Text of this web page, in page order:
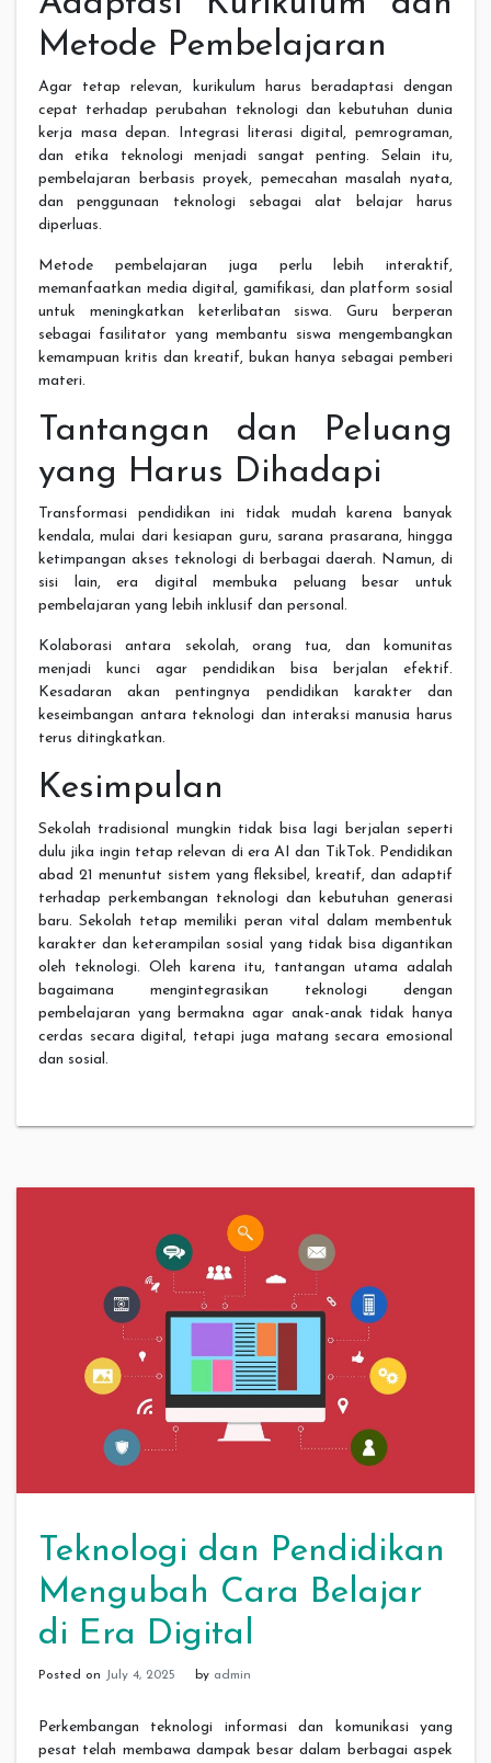
Metode Pembelajaran
Agar tetap relevan, kurikulum harus beradaptasi dengan
cepat terhadap perubahan teknologi dan kebutuhan dunia
kerja masa depan. Integrasi literasi digital, pemrograman,
dan etika teknologi menjadi sangat penting. Selain itu,
pembelajaran berbasis proyek, pemecahan masalah nyata,
dan penggunaan teknologi sebagai alat belajar harus
diperluas.
Metode pembelajaran juga perlu lebih interaktif,
memanfaatkan media digital, gamifikasi, dan platform sosial
untuk meningkatkan keterlibatan siswa. Guru berperan
sebagai fasilitator yang membantu siswa mengembangkan
kemampuan kritis dan kreatif, bukan hanya sebagai pemberi
materi.
Tantangan dan Peluang
yang Harus Dihadapi
Transformasi pendidikan ini tidak mudah karena banyak
kendala, mulai dari kesiapan guru, sarana prasarana, hingga
ketimpangan akses teknologi di berbagai daerah. Namun, di
sisi lain, era digital membuka peluang besar untuk
pembelajaran yang lebih inklusif dan personal.
Kolaborasi antara sekolah, orang tua, dan komunitas
menjadi kunci agar pendidikan bisa berjalan efektif.
Kesadaran akan pentingnya pendidikan karakter dan
keseimbangan antara teknologi dan interaksi manusia harus
terus ditingkatkan.
Kesimpulan
Sekolah tradisional mungkin tidak bisa lagi berjalan seperti
dulu jika ingin tetap relevan di era AI dan TikTok. Pendidikan
abad 21 menuntut sistem yang fleksibel, kreatif, dan adaptif
terhadap perkembangan teknologi dan kebutuhan generasi
baru. Sekolah tetap memiliki peran vital dalam membentuk
karakter dan keterampilan sosial yang tidak bisa digantikan
oleh teknologi. Oleh karena itu, tantangan utama adalah
bagaimana mengintegrasikan teknologi dengan
pembelajaran yang bermakna agar anak-anak tidak hanya
cerdas secara digital, tetapi juga matang secara emosional
dan sosial.
Teknologi dan Pendidikan
Mengubah Cara Belajar
di Era Digital
Posted on July 4, 2025 by admin
Perkembangan teknologi informasi dan komunikasi yang
pesat telah membawa dampak besar dalam berbagai aspek